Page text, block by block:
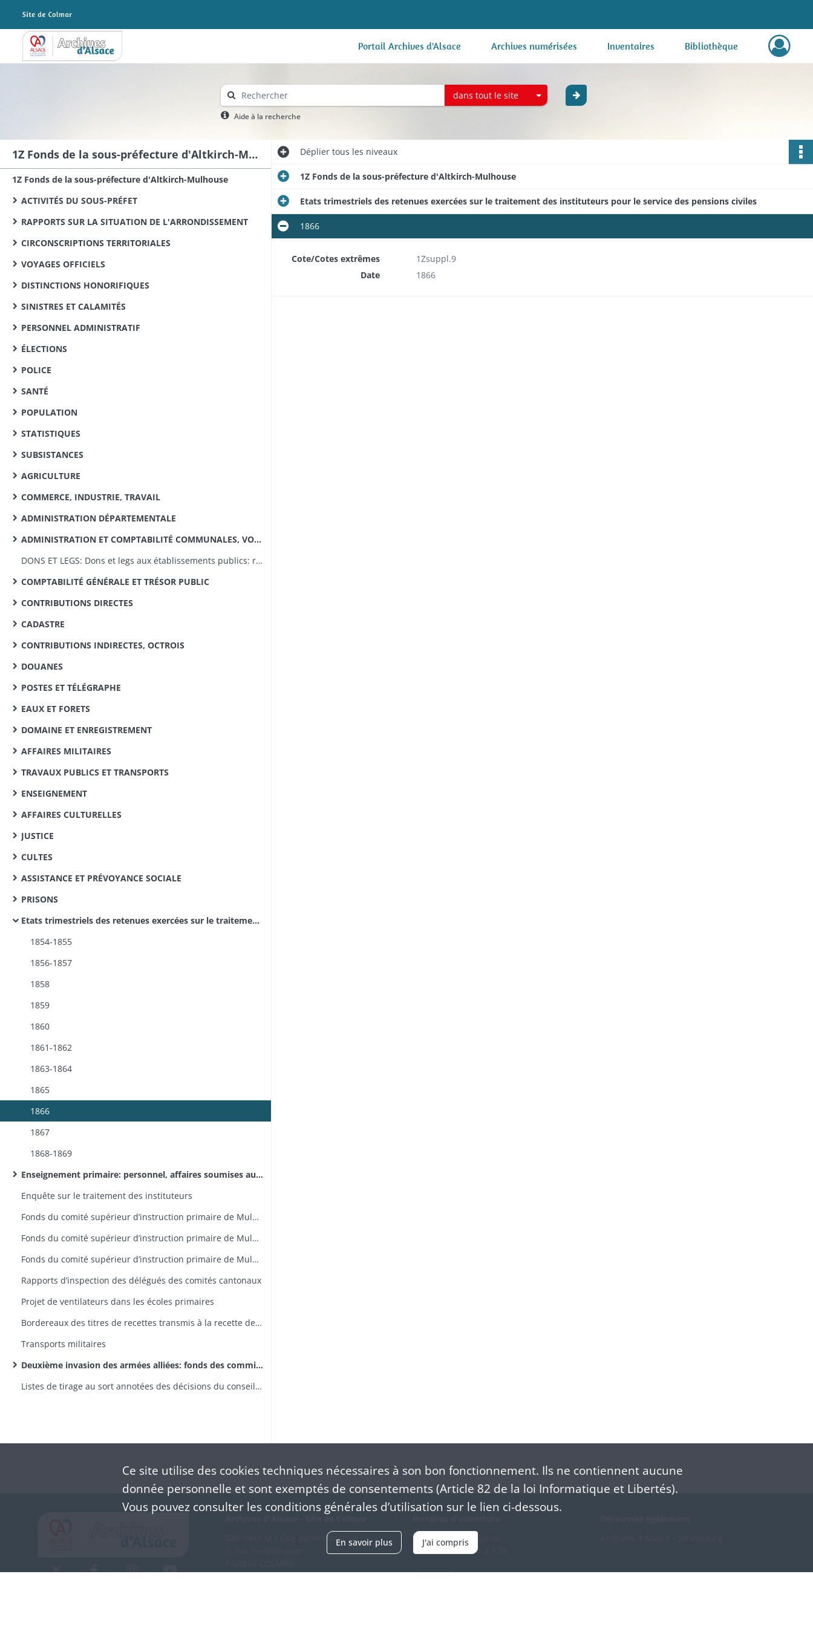
Archives Alsace - Colmar Portail Archives d'Alsace Archives numérisées Inventaires Bibliothèque
dans tout le site
Aide à la recherche
1Z Fonds de la sous-préfecture d'Altkirch-Mulhouse
1Z Fonds de la sous-préfecture d'Altkirch-Mulhouse
ACTIVITÉS DU SOUS-PRÉFET
RAPPORTS SUR LA SITUATION DE L'ARRONDISSEMENT
CIRCONSCRIPTIONS TERRITORIALES
VOYAGES OFFICIELS
DISTINCTIONS HONORIFIQUES
SINISTRES ET CALAMITÉS
PERSONNEL ADMINISTRATIF
ÉLECTIONS
POLICE
SANTÉ
POPULATION
STATISTIQUES
SUBSISTANCES
AGRICULTURE
COMMERCE, INDUSTRIE, TRAVAIL
ADMINISTRATION DÉPARTEMENTALE
ADMINISTRATION ET COMPTABILITÉ COMMUNALES, VOIRIE VICINALE
DONS ET LEGS: Dons et legs aux établissements publics: réglementation, statistiques
COMPTABILITÉ GÉNÉRALE ET TRÉSOR PUBLIC
CONTRIBUTIONS DIRECTES
CADASTRE
CONTRIBUTIONS INDIRECTES, OCTROIS
DOUANES
POSTES ET TÉLÉGRAPHE
EAUX ET FORETS
DOMAINE ET ENREGISTREMENT
AFFAIRES MILITAIRES
TRAVAUX PUBLICS ET TRANSPORTS
ENSEIGNEMENT
AFFAIRES CULTURELLES
JUSTICE
CULTES
ASSISTANCE ET PRÉVOYANCE SOCIALE
PRISONS
Etats trimestriels des retenues exercées sur le traitement des instituteurs pour le service des pensions civiles
1854-1855
1856-1857
1858
1859
1860
1861-1862
1863-1864
1865
1866
1867
1868-1869
Enseignement primaire: personnel, affaires soumises aux comités supérieurs de l’arrondissement d’Altkirch (dossiers par canton)
Enquête sur le traitement des instituteurs
Fonds du comité supérieur d’instruction primaire de Mulhouse: rapports d’inspection des délégués, lettres de provenance diverse
Fonds du comité supérieur d’instruction primaire de Mulhouse: correspondance émanant du recteur
Fonds du comité supérieur d’instruction primaire de Mulhouse: lettres émanant des préfets et sous-préfets
Rapports d’inspection des délégués des comités cantonaux
Projet de ventilateurs dans les écoles primaires
Bordereaux des titres de recettes transmis à la recette des finances d’Altkirch par la sous-préfecture
Transports militaires
Deuxième invasion des armées alliées: fonds des commissions cantonales
Listes de tirage au sort annotées des décisions du conseil de révision (classe 1870)
Dépliertous les niveaux
1Z Fonds de la sous-préfecture d'Altkirch-Mulhouse
Etats trimestriels des retenues exercées sur le traitement des instituteurs pour le service des pensions civiles
1866
Cote/Cotes extrêmes
1Zsuppl.9
Date
1866
Bâtiment M / Cité administrative
(+33) 3 89 21 97 00
Du mardi au vendredi
en continu de 9h à 17h
Ce site utilise des cookiestechniques nécessaires à son bon fonctionnement. Ils ne contiennent aucune
donnée personnelle et sont exemptés de consentements (Article 82 de la loi Informatique et Libertés).
Vous pouvez consulter les conditions générales d’utilisation sur le lien ci-dessous.
En savoir plus J'ai compris